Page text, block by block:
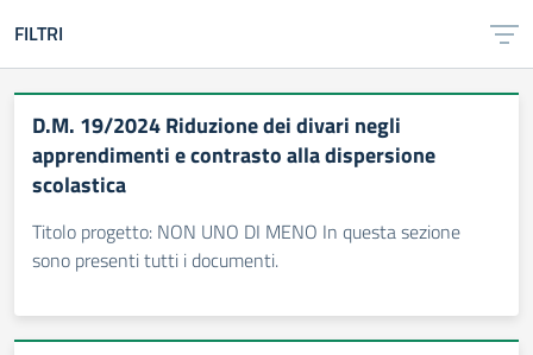
FILTRI
D.M. 19/2024 Riduzione dei divari negli
apprendimenti e contrasto alla dispersione
scolastica
Titolo progetto: NON UNO DI MENO In questa sezione
sono presenti tutti i documenti.